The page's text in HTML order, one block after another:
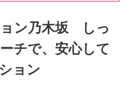
ン乃木坂 しっ
チで、安心して
ョン